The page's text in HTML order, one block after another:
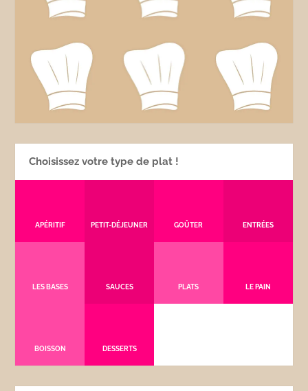
Choisissez votre type de plat !
APÉRITIF PETIT-DÉJEUNER GOÛTER ENTRÉES
LES BASES SAUCES PLATS LE PAIN
BOISSON DESSERTS